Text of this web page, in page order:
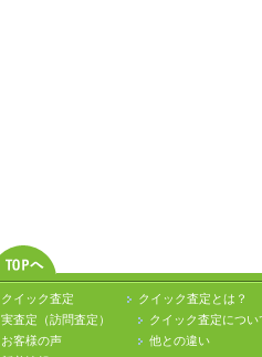
クイック査定
実査定（訪問査定）
お客様の声
クイック査定とは？
クイック査定につい
他との違い